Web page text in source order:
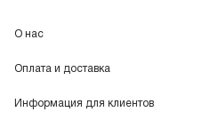
О нас
Оплата и доставка
Информация для клиентов